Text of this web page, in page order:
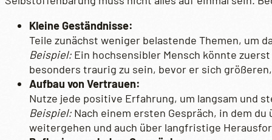
Kleine Geständnisse:
Teile zunächst weniger belastende Themen, um
Beispiel: Ein hochsensibler Mensch könnte
besonders traurig zu sein, bevor er sich
Aufbau von Vertrauen:
Nutze jede positive Erfahrung, um langsam und
Beispiel: Nach einem ersten Gespräch, in dem
weitergehen und auch über langfristige